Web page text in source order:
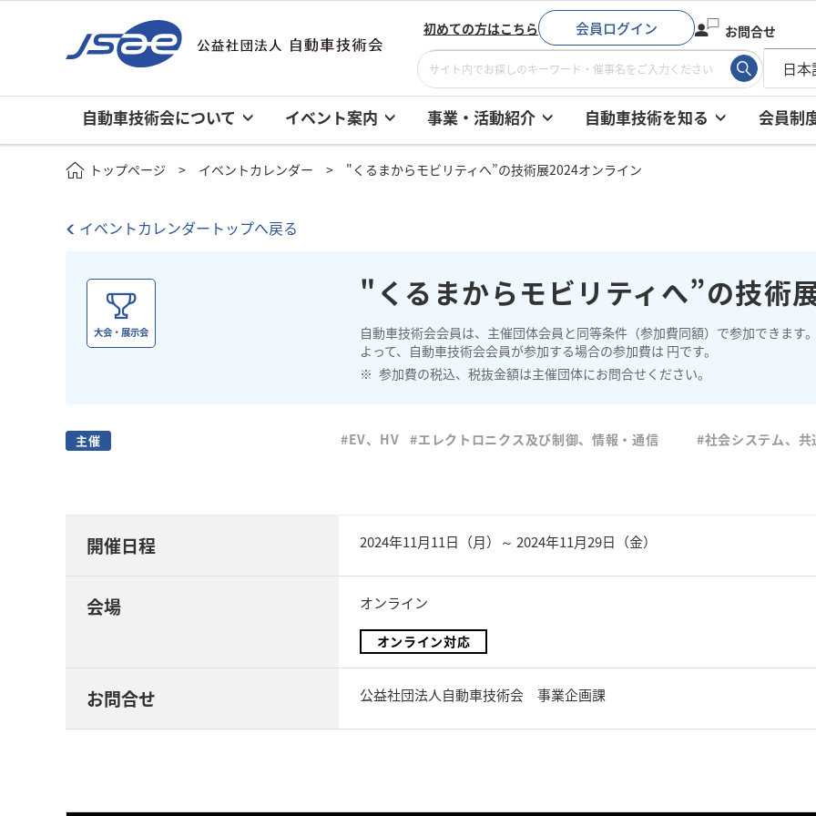
初めての方はこちら 会員ログイン お問合せ
自動車技術会について イベント案内 事業・活動紹介 自動車技術を知る 会員制
トップページ イベントカレンダー "くるまからモビリティへ”の技術展2024オンライン
イベントカレンダートップへ戻る
"くるまからモビリティへ”の技術
自動車技術会会員は、主催団体会員と同等条件（参加費同額）で参加できます。
よって、自動車技術会会員が参加する場合の参加費は 円です。
参加費の税込、税抜金額は主催団体にお問合せください。
大会・展示会
主催 #EV、HV #エレクトロニクス及び制御、情報・通信 #社会システム、共
開催日程 2024年11月11日（月）～ 2024年11月29日（金）
会場 オンライン
オンライン対応
お問合せ 公益社団法人自動車技術会 事業企画課